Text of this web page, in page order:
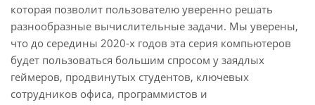
которая позволит пользователю уверенно решать
разнообразные вычислительные задачи. Мы уверены,
что до середины 2020-х годов эта серия компьютеров
будет пользоваться большим спросом у заядлых
геймеров, продвинутых студентов, ключевых
сотрудников офиса, программистов и